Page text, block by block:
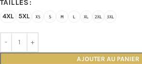
TAILLES
4XL 5XL
AJOUTER AU PANIER